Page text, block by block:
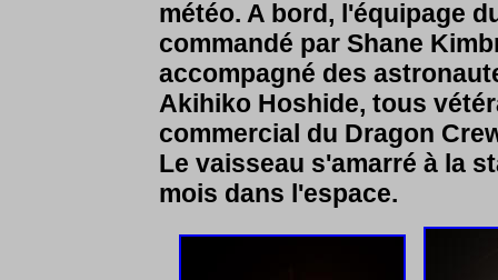
météo. A bord, l'équipage
commandé par Shane
accompagné des
Akihiko Hoshide, tous
commercial du Dragon
Le vaisseau s'amarré à la
mois dans l'espace.